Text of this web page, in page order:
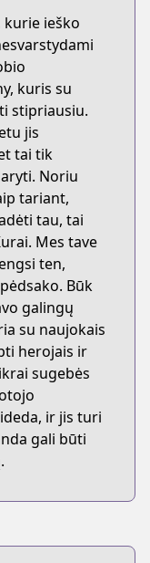
kurie ieško
kuris su
stipriausiu.
jis
tai tik
Noriu
tariant,
tau, tai
Mes tave
ten,
Būk
galingų
su naujokais
herojais ir
sugebės
ir jis turi
gali būti